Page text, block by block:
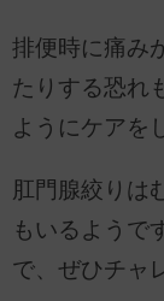
排便時に痛み
たりする恐れ
ようにケアを
肛門腺絞りは
もいるようで
で、ぜひチャ